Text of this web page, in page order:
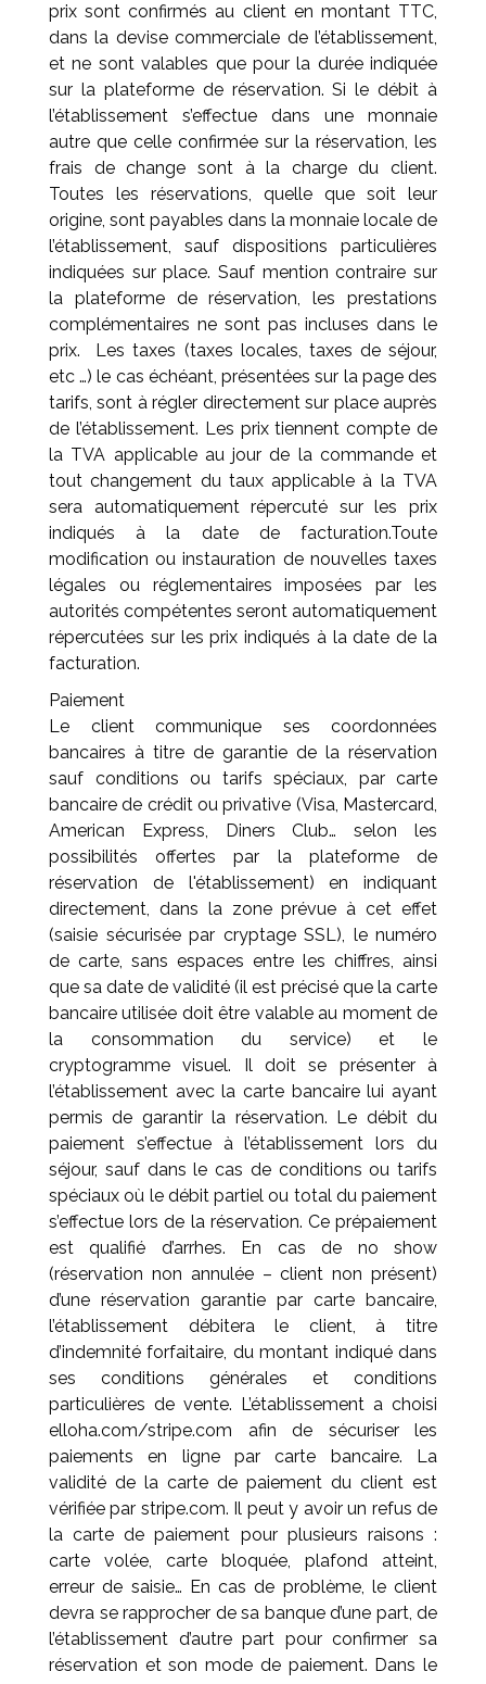
prix sont confirmés au client en montant TTC,
dans la devise commerciale de l’établissement,
et ne sont valables que pour la durée indiquée
sur la plateforme de réservation. Si le débit à
l’établissement s’effectue dans une monnaie
autre que celle confirmée sur la réservation, les
frais de change sont à la charge du client.
Toutes les réservations, quelle que soit leur
origine, sont payables dans la monnaie locale de
l’établissement, sauf dispositions particulières
indiquées sur place. Sauf mention contraire sur
la plateforme de réservation, les prestations
complémentaires ne sont pas incluses dans le
prix. Les taxes (taxes locales, taxes de séjour,
etc …) le cas échéant, présentées sur la page des
tarifs, sont à régler directement sur place auprès
de l’établissement. Les prix tiennent compte de
la TVA applicable au jour de la commande et
tout changement du taux applicable à la TVA
sera automatiquement répercuté sur les prix
indiqués à la date de facturation.Toute
modification ou instauration de nouvelles taxes
légales ou réglementaires imposées par les
autorités compétentes seront automatiquement
répercutées sur les prix indiqués à la date de la
facturation.
Paiement
Le client communique ses coordonnées
bancaires à titre de garantie de la réservation
sauf conditions ou tarifs spéciaux, par carte
bancaire de crédit ou privative (Visa, Mastercard,
American Express, Diners Club… selon les
possibilités offertes par la plateforme de
réservation de l'établissement) en indiquant
directement, dans la zone prévue à cet effet
(saisie sécurisée par cryptage SSL), le numéro
de carte, sans espaces entre les chiffres, ainsi
que sa date de validité (il est précisé que la carte
bancaire utilisée doit être valable au moment de
la consommation du service) et le
cryptogramme visuel. Il doit se présenter à
l’établissement avec la carte bancaire lui ayant
permis de garantir la réservation. Le débit du
paiement s’effectue à l’établissement lors du
séjour, sauf dans le cas de conditions ou tarifs
spéciaux où le débit partiel ou total du paiement
s’effectue lors de la réservation. Ce prépaiement
est qualifié d’arrhes. En cas de no show
(réservation non annulée – client non présent)
d’une réservation garantie par carte bancaire,
l’établissement débitera le client, à titre
d’indemnité forfaitaire, du montant indiqué dans
ses conditions générales et conditions
particulières de vente. L’établissement a choisi
elloha.com/stripe.com afin de sécuriser les
paiements en ligne par carte bancaire. La
validité de la carte de paiement du client est
vérifiée par stripe.com. Il peut y avoir un refus de
la carte de paiement pour plusieurs raisons :
carte volée, carte bloquée, plafond atteint,
erreur de saisie… En cas de problème, le client
devra se rapprocher de sa banque d’une part, de
l’établissement d’autre part pour confirmer sa
réservation et son mode de paiement. Dans le